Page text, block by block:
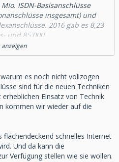
ISDN-Basisanschlüsse
insgesamt) und
2016 gab es 8,23
und 85.000
26.000 öffentliche
fallend.
der ISDN-Basis-
12,86 Millionen auf 9,02
2018 der ISDN-Dienst auch für
durch VoIP ersetzt werden,
anzeigen
es noch nicht vollzogen
sind für die neuen Techniken
Einsatz von Technik
kommen wir wieder auf die
flächendeckend schnelles Internet
Und da kann die
Verfügung stellen wie sie wollen.